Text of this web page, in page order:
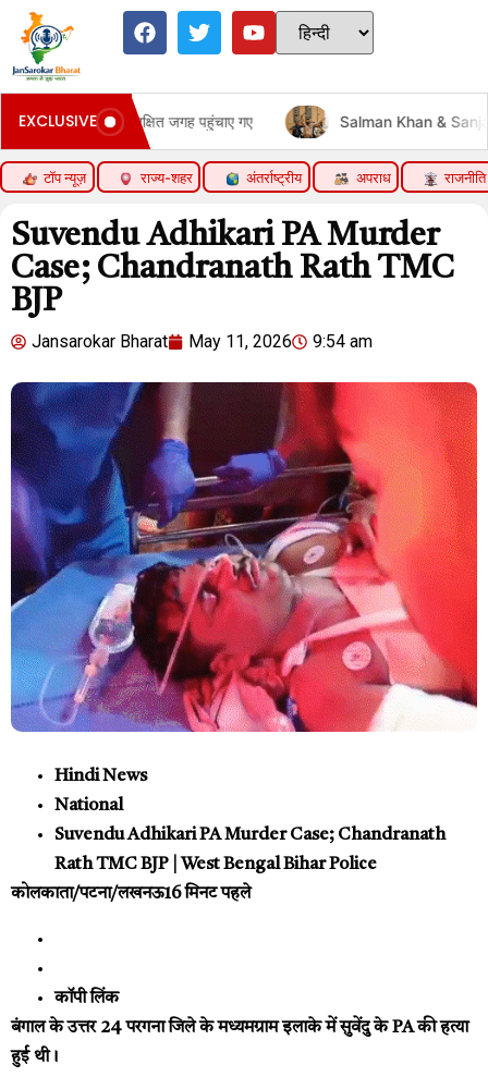
EXCLUSIVE
गए Salman Khan & Sanjay Dutt Starrer 7 Dogs
टॉप न्यूज़ राज्य-शहर अंतर्राष्ट्रीय अपराध राजनीति
Suvendu Adhikari PA Murder
Case; Chandranath Rath TMC
BJP
Jansarokar Bharat May 11, 2026 9:54 am
Hindi News
National
Suvendu Adhikari PA Murder Case; Chandranath
Rath TMC BJP | West Bengal Bihar Police
कोलकाता/पटना/लखनऊ16 मिनट पहले
कॉपी लिंक
बंगाल के उत्तर 24 परगना जिले के मध्यमग्राम इलाके में सुवेंदु के PA की हत्या
हुई थी।